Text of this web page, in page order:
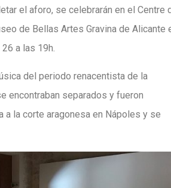
el aforo, se celebrarán en el Centre
de Bellas Artes Gravina de Alicante
a las 19h.
del periodo renacentista de la
encontraban separados y fueron
la corte aragonesa en Nápoles y se